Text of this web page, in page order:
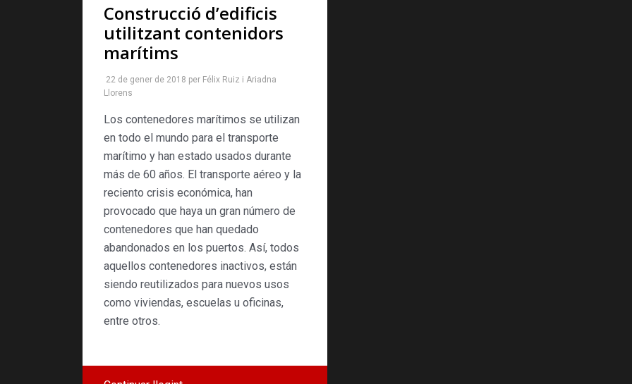
Construcció d’edificis
utilitzant contenidors
marítims
22 de gener de 2018 per Félix Ruiz i Ariadna
Llorens
Los contenedores marítimos se utilizan
en todo el mundo para el transporte
marítimo y han estado usados durante
más de 60 años. El transporte aéreo y la
reciento crisis económica, han
provocado que haya un gran número de
contenedores que han quedado
abandonados en los puertos. Así, todos
aquellos contenedores inactivos, están
siendo reutilizados para nuevos usos
como viviendas, escuelas u oficinas,
entre otros.